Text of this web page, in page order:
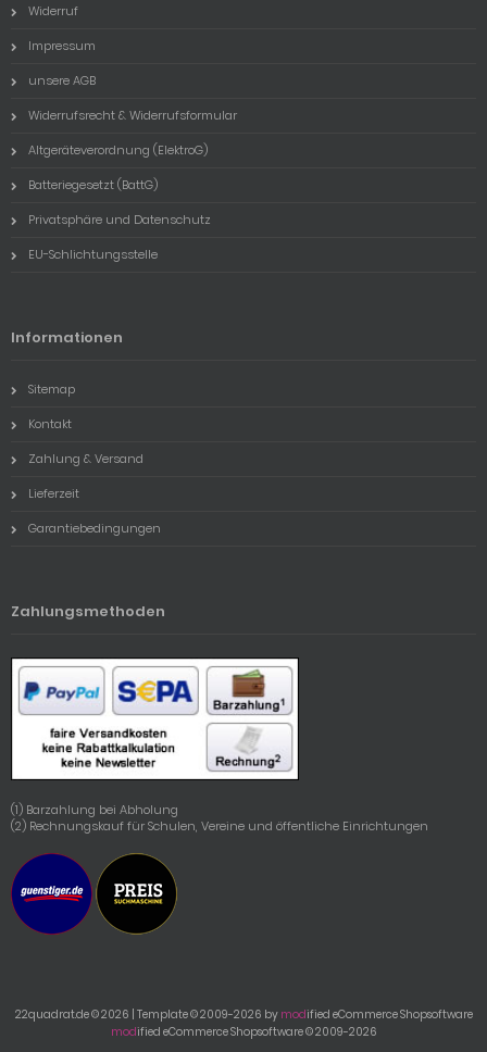
Widerruf
Impressum
unsere AGB
Widerrufsrecht & Widerrufsformular
Altgeräteverordnung (ElektroG)
Batteriegesetzt (BattG)
Privatsphäre und Datenschutz
EU-Schlichtungsstelle
Informationen
Sitemap
Kontakt
Zahlung & Versand
Lieferzeit
Garantiebedingungen
Zahlungsmethoden
(1) Barzahlung bei Abholung
(2) Rechnungskauf für Schulen, Vereine und öffentliche Einrichtungen
22quadrat.de © 2026 | Template © 2009-2026 by modified eCommerce Shopsoftware
modified eCommerce Shopsoftware © 2009-2026